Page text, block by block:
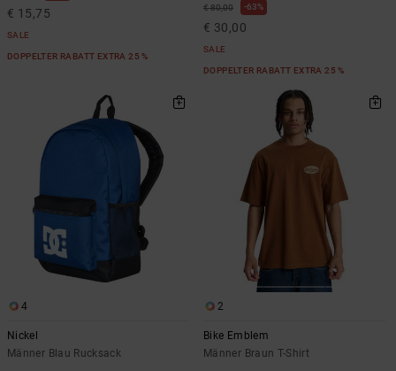
€ 15,75
SALE
DOPPELTER RABATT EXTRA 25 %
€ 80,00 63%
€ 30,00
SALE
DOPPELTER RABATT EXTRA 25 %
4
Nickel
Männer Blau Rucksack
2
Bike Emblem
Männer Braun T-Shirt